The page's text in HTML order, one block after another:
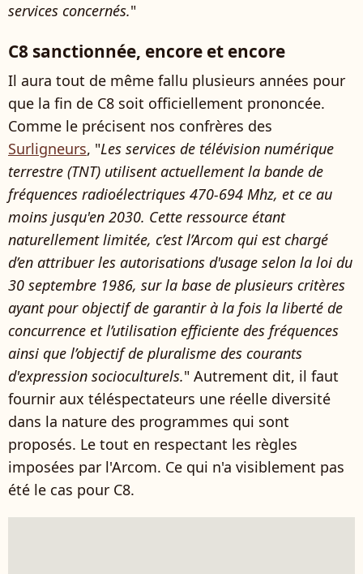
services concernés."
C8 sanctionnée, encore et encore
Il aura tout de même fallu plusieurs années pour
que la fin de C8 soit officiellement prononcée.
Comme le précisent nos confrères des
Surligneurs, "Les services de télévision numérique
terrestre (TNT) utilisent actuellement la bande de
fréquences radioélectriques 470-694 Mhz, et ce au
moins jusqu'en 2030. Cette ressource étant
naturellement limitée, c’est l’Arcom qui est chargé
d’en attribuer les autorisations d'usage selon la loi du
30 septembre 1986, sur la base de plusieurs critères
ayant pour objectif de garantir à la fois la liberté de
concurrence et l’utilisation efficiente des fréquences
ainsi que l’objectif de pluralisme des courants
d'expression socioculturels." Autrement dit, il faut
fournir aux téléspectateurs une réelle diversité
dans la nature des programmes qui sont
proposés. Le tout en respectant les règles
imposées par l'Arcom. Ce qui n'a visiblement pas
été le cas pour C8.